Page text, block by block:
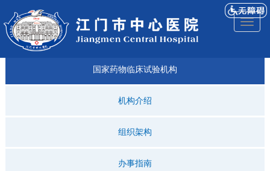
医院
简介
来院
导航
就诊
指引
专科
建设
仁济
科普
人才
招聘
仁济
医院
视频
国家药物临床试验机构
机构介绍
组织架构
办事指南